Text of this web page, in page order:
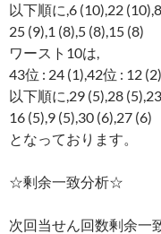
以下順に,6 (10),22
25 (9),1 (8),5 (8),15 (8)
ワースト10は,
43位 : 24 (1),42位 : 12
以下順に,29 (5),28
16 (5),9 (5),30 (6),27 (6)
となっております。
☆剰余一致分析☆
次回当せん回数剰余一